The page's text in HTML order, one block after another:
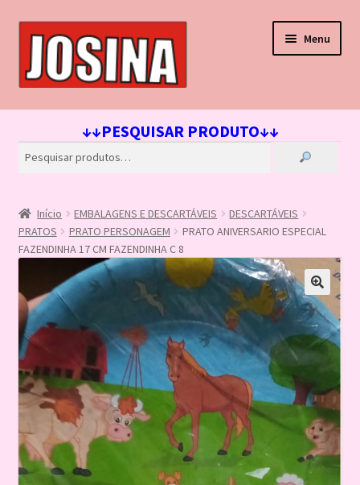
Pular
para
navegação
Pular
para
conteúdo
Menu
Início
Carrinho
Lista de Desejos
Loja
Minha conta
↓↓PESQUISAR PRODUTO↓↓
Início EMBALAGENS E DESCARTÁVEIS
DESCARTÁVEIS
PRATOS
PRATO PERSONAGEM
PRATO ANIVERSARIO ESPECIAL
FAZENDINHA 17 CM FAZENDINHA C 8